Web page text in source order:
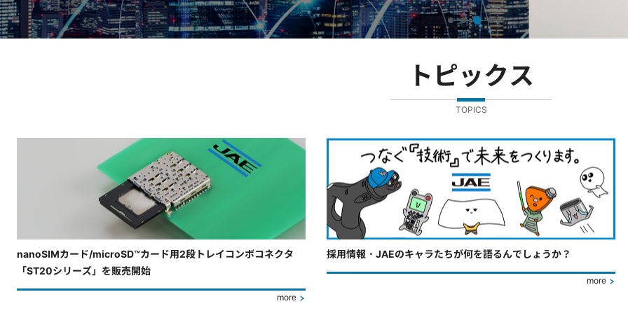
トピックス
TOPICS
nanoSIMカード/microSD™カード用2段トレイコンボコネクタ
「ST20シリーズ」を販売開始
more
採用情報・JAEのキャラたちが何を語るんでしょうか？
more